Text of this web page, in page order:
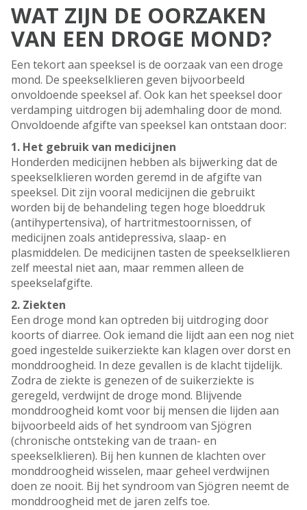
WAT ZIJN DE OORZAKEN
VAN EEN DROGE MOND?
Een tekort aan speeksel is de oorzaak van een droge
mond. De speekselklieren geven bijvoorbeeld
onvoldoende speeksel af. Ook kan het speeksel door
verdamping uitdrogen bij ademhaling door de mond.
Onvoldoende afgifte van speeksel kan ontstaan door:
1. Het gebruik van medicijnen
Honderden medicijnen hebben als bijwerking dat de
speekselklieren worden geremd in de afgifte van
speeksel. Dit zijn vooral medicijnen die gebruikt
worden bij de behandeling tegen hoge bloeddruk
(antihypertensiva), of hartritmestoornissen, of
medicijnen zoals antidepressiva, slaap- en
plasmiddelen. De medicijnen tasten de speekselklieren
zelf meestal niet aan, maar remmen alleen de
speekselafgifte.
2. Ziekten
Een droge mond kan optreden bij uitdroging door
koorts of diarree. Ook iemand die lijdt aan een nog niet
goed ingestelde suikerziekte kan klagen over dorst en
monddroogheid. In deze gevallen is de klacht tijdelijk.
Zodra de ziekte is genezen of de suikerziekte is
geregeld, verdwijnt de droge mond. Blijvende
monddroogheid komt voor bij mensen die lijden aan
bijvoorbeeld aids of het syndroom van Sjögren
(chronische ontsteking van de traan- en
speekselklieren). Bij hen kunnen de klachten over
monddroogheid wisselen, maar geheel verdwijnen
doen ze nooit. Bij het syndroom van Sjögren neemt de
monddroogheid met de jaren zelfs toe.